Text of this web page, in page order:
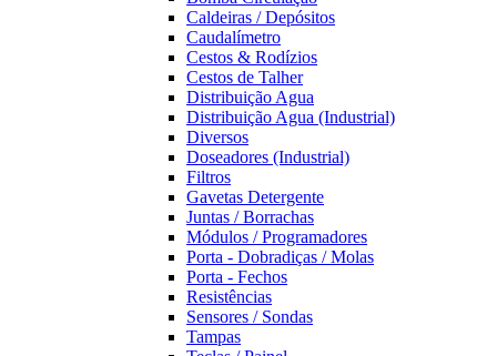
Caldeiras / Depósitos
Caudalímetro
Cestos & Rodízios
Cestos de Talher
Distribuição Agua
Distribuição Agua (Industrial)
Diversos
Doseadores (Industrial)
Filtros
Gavetas Detergente
Juntas / Borrachas
Módulos / Programadores
Porta - Dobradiças / Molas
Porta - Fechos
Resistências
Sensores / Sondas
Tampas